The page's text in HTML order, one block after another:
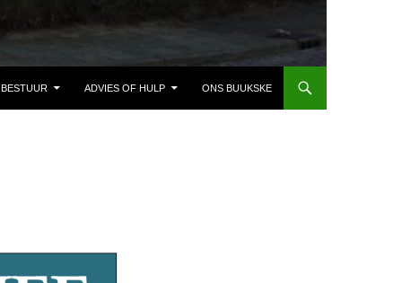
BESTUUR ADVIES OF HULP ONS BUUKSKE